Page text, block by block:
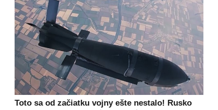
Toto sa od začiatku vojny ešte nestalo! Rusko